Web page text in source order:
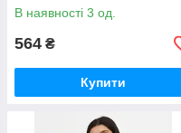
В наявності 3 од.
564 ₴
Купити